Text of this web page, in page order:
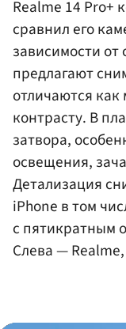
Realme 14 Pro+
сравнил его
зависимости от
предлагают
отличаются
контрасту. В
затвора,
освещения,
Детализация
iPhone в том
с пятикратным
Слева —